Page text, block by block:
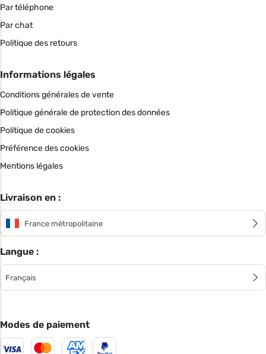
Par téléphone
Par chat
Politique des retours
Informations légales
Conditions générales de vente
Politique générale de protection des données
Politique de cookies
Préférence des cookies
Mentions légales
Livraison en :
France métropolitaine
Langue :
Français
Modes de paiement